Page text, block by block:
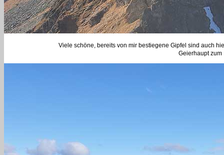
Viele schöne, bereits von mir bestiegene Gipfel sind auch
Geierhaupt zum